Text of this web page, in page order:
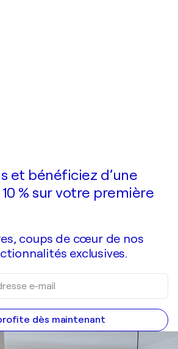
passe commande
et bénéficiez d’une
% sur votre première
coups de cœur de nos
exclusives.
dès maintenant